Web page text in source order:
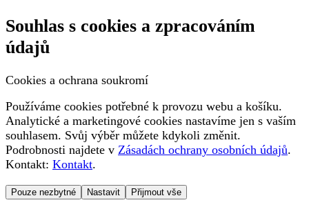
Souhlas s cookies a zpracováním
údajů
Cookies a ochrana soukromí
Používáme cookies potřebné k provozu webu a košíku.
Analytické a marketingové cookies nastavíme jen s vaším
souhlasem. Svůj výběr můžete kdykoli změnit.
Podrobnosti najdete v Zásadách ochrany osobních údajů.
Kontakt: Kontakt.
Pouze nezbytné Nastavit Přijmout vše